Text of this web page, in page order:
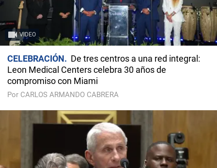
VIDEO
CELEBRACIÓN
De tres centros a una red integral:
Leon Medical Centers celebra 30 años de
compromiso con Miami
Por CARLOS ARMANDO CABRERA